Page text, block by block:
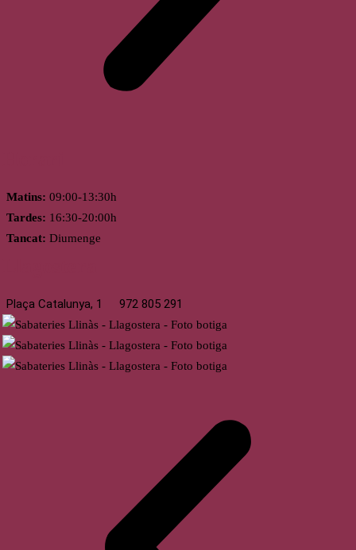
Matins: 09:00-13:30h
Tardes: 16:30-20:00h
Tancat: Diumenge
Plaça Catalunya, 1 972 805 291